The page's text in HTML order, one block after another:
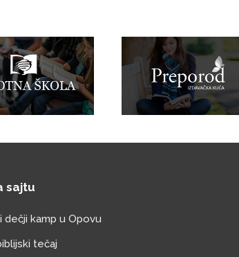
sajtu
dečji kamp u Opovu
tečaj